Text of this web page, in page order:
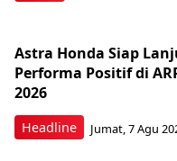
Headline
Astra Honda Siap
Performa Positif di
2026
Jumat, 7 Agu